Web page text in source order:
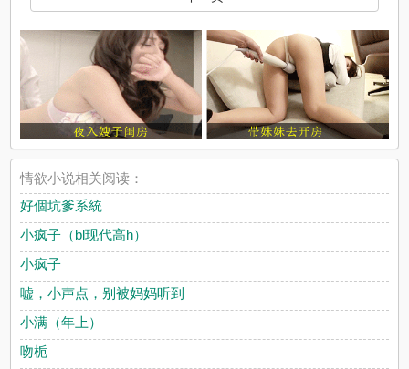
情欲小说相关阅读：
好個坑爹系統
小疯子（bl现代高h）
小疯子
嘘，小声点，别被妈妈听到
小满（年上）
吻栀